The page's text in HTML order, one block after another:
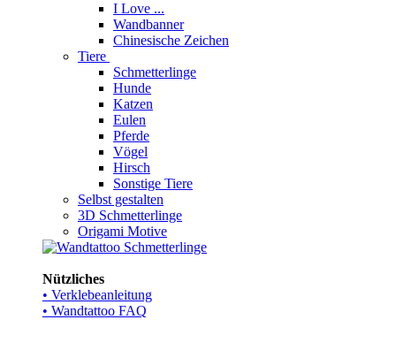
I Love ...
Wandbanner
Chinesische Zeichen
Tiere
Schmetterlinge
Hunde
Katzen
Eulen
Pferde
Vögel
Hirsch
Sonstige Tiere
Selbst gestalten
3D Schmetterlinge
Origami Motive
Nützliches
• Verklebeanleitung
• Wandtattoo FAQ